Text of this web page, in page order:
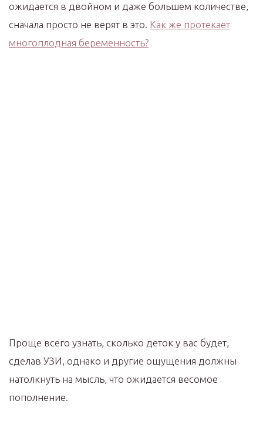
ожидается в двойном и даже большем количестве,
сначала просто не верят в это. Как же протекает
многоплодная беременность?
Проще всего узнать, сколько деток у вас будет,
сделав УЗИ, однако и другие ощущения должны
натолкнуть на мысль, что ожидается весомое
пополнение.